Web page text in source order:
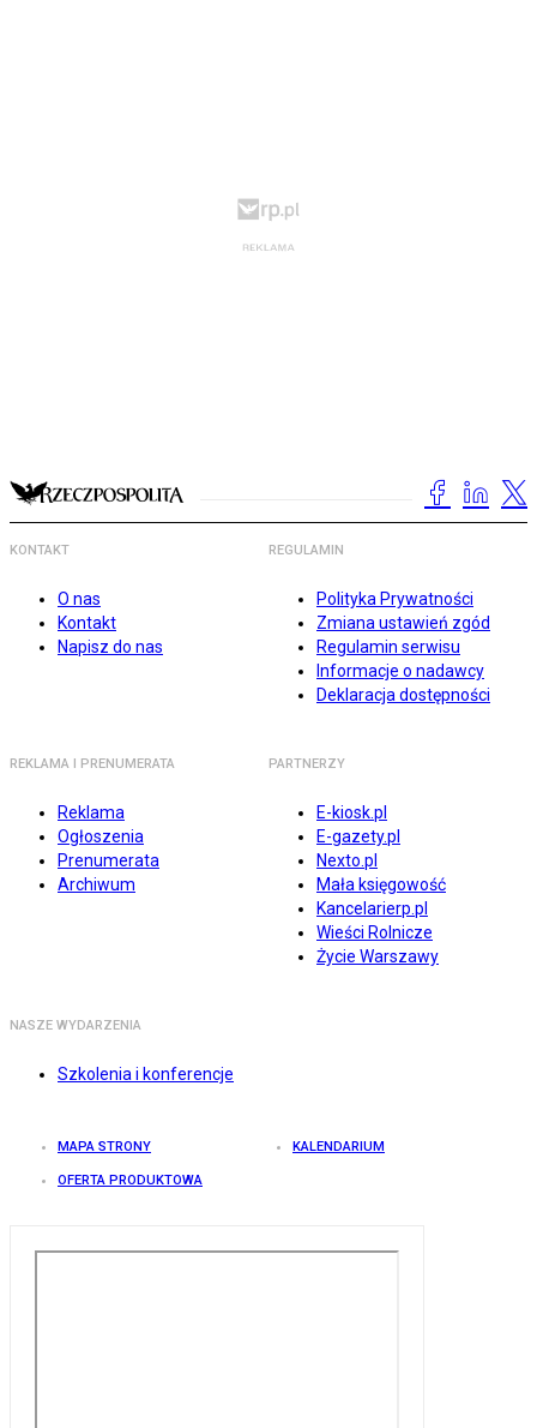
KONTAKT
O nas
Kontakt
Napisz do nas
REGULAMIN
Polityka Prywatności
Zmiana ustawień zgód
Regulamin serwisu
Informacje o nadawcy
Deklaracja dostępności
REKLAMA I PRENUMERATA
Reklama
Ogłoszenia
Prenumerata
Archiwum
PARTNERZY
E-kiosk.pl
E-gazety.pl
Nexto.pl
Mała księgowość
Kancelarierp.pl
Wieści Rolnicze
Życie Warszawy
NASZE WYDARZENIA
Szkolenia i konferencje
MAPA STRONY KALENDARIUM
OFERTA PRODUKTOWA